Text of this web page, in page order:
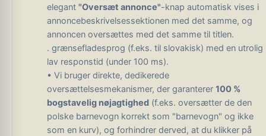
elegant "Oversæt annonce"-knap automatisk vises i
annoncebeskrivelsessektionen med det samme, og
annoncen oversættes med det samme til titlen.
. grænsefladesprog (f.eks. til slovakisk) med en utrolig
lav responstid (under 100 ms).
• Vi bruger direkte, dedikerede
oversættelsesmekanismer, der garanterer 100 %
bogstavelig nøjagtighed (f.eks. oversætter de den
polske barnevogn korrekt som "barnevogn" og ikke
som en kurv), og forhindrer derved, at du klikker på